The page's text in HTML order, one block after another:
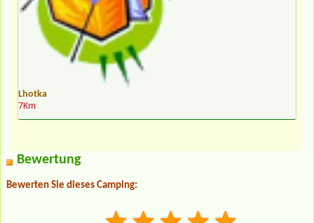
Lhotka
7Km
Bewertung
Bewerten Sie dieses Camping: